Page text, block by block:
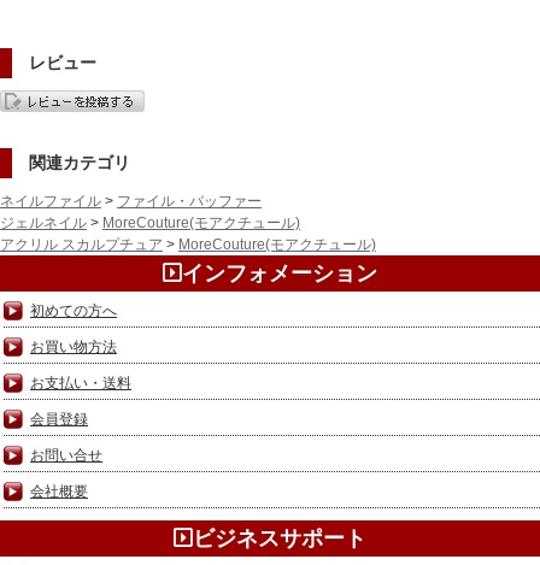
レビュー
関連カテゴリ
ネイルファイル > ファイル・バッファー
ジェルネイル > MoreCouture(モアクチュール)
アクリル スカルプチュア > MoreCouture(モアクチュール)
インフォメーション
初めての方へ
お買い物方法
お支払い・送料
会員登録
お問い合せ
会社概要
ビジネスサポート